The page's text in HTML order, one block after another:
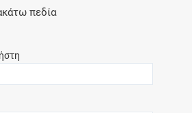
πεδία